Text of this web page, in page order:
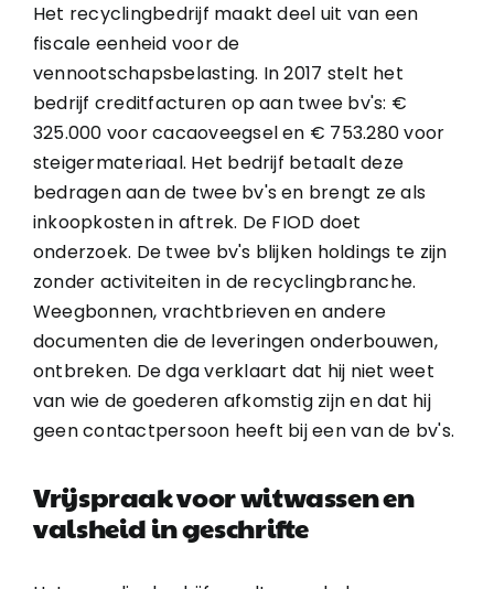
Het recyclingbedrijf maakt deel uit van een
fiscale eenheid voor de
vennootschapsbelasting. In 2017 stelt het
bedrijf creditfacturen op aan twee bv's: €
325.000 voor cacaoveegsel en € 753.280 voor
steigermateriaal. Het bedrijf betaalt deze
bedragen aan de twee bv's en brengt ze als
inkoopkosten in aftrek. De FIOD doet
onderzoek. De twee bv's blijken holdings te zijn
zonder activiteiten in de recyclingbranche.
Weegbonnen, vrachtbrieven en andere
documenten die de leveringen onderbouwen,
ontbreken. De dga verklaart dat hij niet weet
van wie de goederen afkomstig zijn en dat hij
geen contactpersoon heeft bij een van de bv's.
Vrijspraak voor witwassen en
valsheid in geschrifte